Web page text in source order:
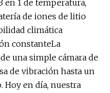
en 1 de temperatura,
de iones de litio
climática
constanteLa
una simple cámara de
de vibración hasta un
Hoy en día, nuestra